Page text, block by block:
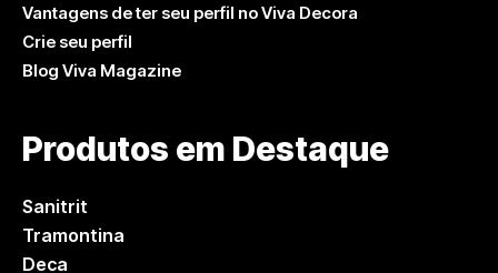
Vantagens de ter seu perfil no Viva Decora
Crie seu perfil
Blog Viva Magazine
Produtos em Destaque
Sanitrit
Tramontina
Deca